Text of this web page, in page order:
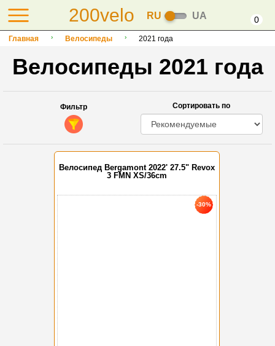
200velo RU UA 0
Главная Велосипеды 2021 года
Велосипеды 2021 года
Фильтр Сортировать по
Велосипед Bergamont 2022' 27.5" Revox
3 FMN XS/36cm
-30%